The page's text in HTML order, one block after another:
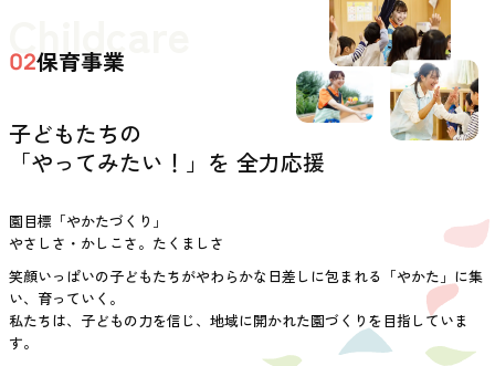
Childcare
02保育事業
子どもたちの
「やってみたい！」を 全力応援
園目標「やかたづくり」
やさしさ・かしこさ。たくましさ
笑顔いっぱいの子どもたちがやわらかな日差しに包まれる「やかた」に集
い、育っていく。
私たちは、子どもの力を信じ、地域に開かれた園づくりを目指していま
す。